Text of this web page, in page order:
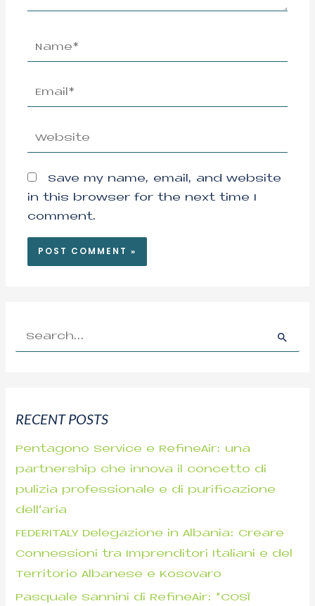
Name*
Email*
Website
Save my name, email, and website
in this browser for the next time I
comment.
c
RECENT POSTS
Pentagono Service e RefineAir: una
partnership che innova il concetto di
pulizia professionale e di purificazione
dell’aria
FEDERITALY Delegazione in Albania: Creare
Connessioni tra Imprenditori Italiani e del
Territorio Albanese e Kosovaro
Pasquale Sannini di RefineAir: “COSÌ